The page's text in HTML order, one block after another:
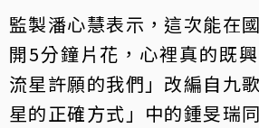
監製潘心慧表示，這次能在
開5分鐘片花，心裡真的既
流星許願的我們」改編自九
星的正確方式」中的鍾旻瑞